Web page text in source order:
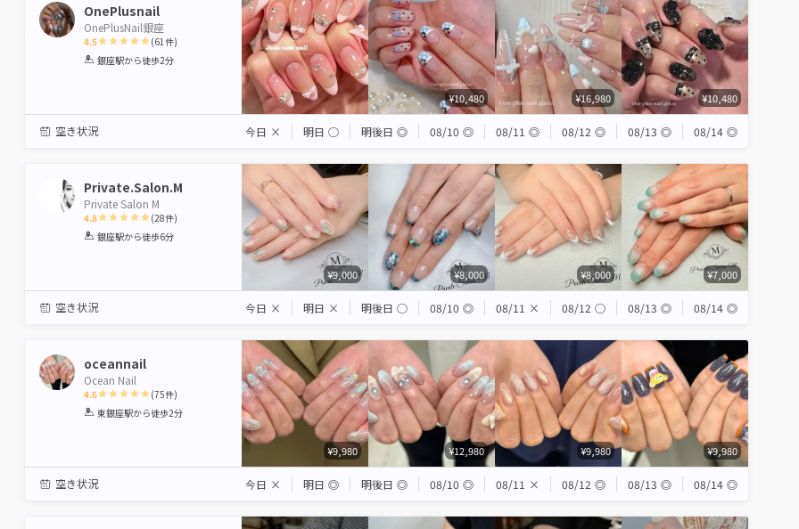
OnePlusnail
OnePlusNail銀座
4.5
1 2 3 4 5
(61 件)
銀座駅から徒歩2分
¥10,480 ¥16,980 ¥10,480
空き状況 今日 × 明日 ◯ 明後日 ◎ 08/10 ◎ 08/11 ◎ 08/12 ◎ 08/13 ◎ 08/14 ◎
Private.Salon.M
Private Salon M
4.8
1 2 3 4 5
(28件)
銀座駅から徒歩6分
¥9,000 ¥8,000 ¥8,000 ¥7,000
空き状況 今日 × 明日 × 明後日 ◯ 08/10 ◎ 08/11 × 08/12 ◯ 08/13 ◎ 08/14 ◎
oceannail
Ocean Nail
4.6
1 2 3 4 5
(75件)
東銀座駅から徒歩2分
¥9,980 ¥12,980 ¥9,980 ¥9,980
空き状況 今日 × 明日 ◎ 明後日 ◎ 08/10 ◎ 08/11 × 08/12 ◎ 08/13 ◎ 08/14 ◎